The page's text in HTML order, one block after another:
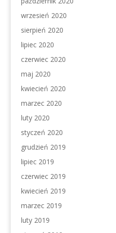
wrzesień 2020
sierpień 2020
lipiec 2020
czerwiec 2020
maj 2020
kwiecień 2020
marzec 2020
luty 2020
styczeń 2020
grudzień 2019
lipiec 2019
czerwiec 2019
kwiecień 2019
marzec 2019
luty 2019